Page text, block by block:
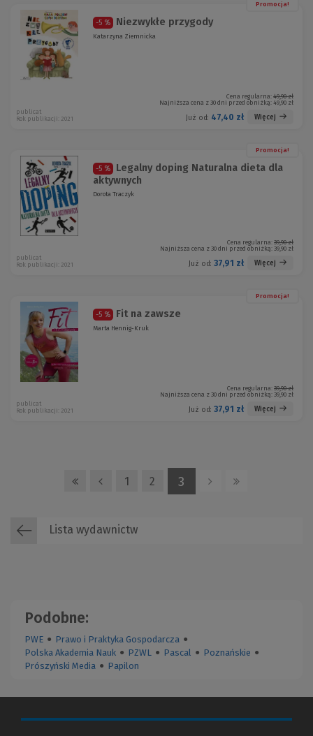
Promocja!
-5 % Niezwykłe przygody
Katarzyna Ziemnicka
Cena regularna: 49,90 zł
Najniższa cena z 30 dni przed obniżką: 49,90 zł
Już od: 47,40 zł Więcej
publicat
Rok publikacji: 2021
Promocja!
-5 %
Legalny doping Naturalna dieta dla
aktywnych
Dorota Traczyk
Cena regularna: 39,90 zł
Najniższa cena z 30 dni przed obniżką: 39,90 zł
Już od: 37,91 zł Więcej
publicat
Rok publikacji: 2021
Promocja!
-5 % Fit na zawsze
Marta Hennig-Kruk
Cena regularna: 39,90 zł
Najniższa cena z 30 dni przed obniżką: 39,90 zł
Już od: 37,91 zł Więcej
publicat
Rok publikacji: 2021
1 2 3
Lista wydawnictw
Podobne:
PWE ● Prawo i Praktyka Gospodarcza ●
Polska Akademia Nauk ● PZWL ● Pascal ● Poznańskie ●
Prószyński Media ● Papilon